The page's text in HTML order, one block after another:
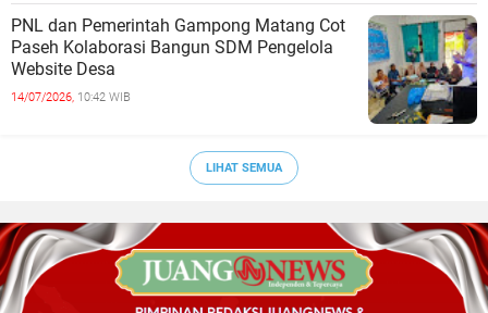
PNL dan Pemerintah Gampong Matang Cot
Paseh Kolaborasi Bangun SDM Pengelola
Website Desa
14/07/2026, 10:42 WIB
LIHAT SEMUA